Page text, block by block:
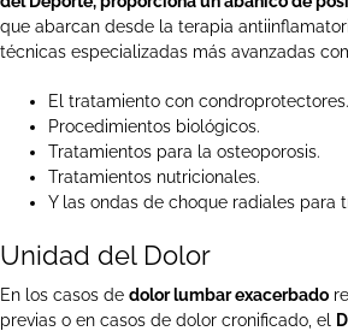
que abarcan desde la terapia
técnicas especializadas más avanzadas
El tratamiento con condroprotectores.
Procedimientos biológicos.
Tratamientos para la osteoporosis.
Tratamientos nutricionales.
Y las ondas de choque radiales para
Unidad del Dolor
En los casos de dolor lumbar exacerbado
previas o en casos de dolor cronificado, el